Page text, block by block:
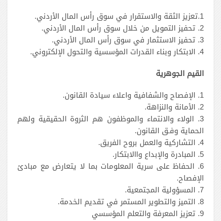
1.تعزيز الثقة والاستقرار في سوق رأس المال الأردني.
2. تحفيز التمويل من خلال سوق رأس المال الأردني.
3. تحفيز الاستثمار في سوق رأس المال الأردني.
4. الابتكار وبناء القدرات المؤسسية والتحول الإلكتروني.
القيم الجوهرية
1. الإفصاح والشفافية واعلاء سيادة القانون.
2. الأمانة والنزاهة.
3. الولاء والانتماء والموظفون هم الثروة الحقيقية ولهم
الحماية وفـق القانون.
4. التشاركية والعمل بروح الفريق.
5. المبادرة والإبداع واالابتكار.
6. الحفاظ على سرية المعلومات بما لا يتعارض مع مبادئ
الإفصاح.
7. المسؤولية المجتمعية.
8. التميز والتطوير المستمر في تقديم الخدمة.
9. تعزيز المعرفة والتعلم المؤسسي